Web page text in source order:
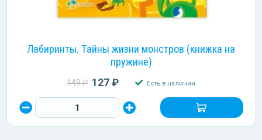
Лабиринты. Тайны жизни монстров (книжка на
пружине)
149 ₽ 127 ₽ Есть в наличии